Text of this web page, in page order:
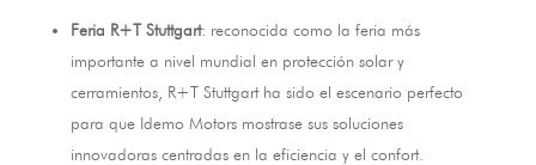
Feria R+T Stuttgart: reconocida como la feria más
importante a nivel mundial en protección solar y
cerramientos, R+T Stuttgart ha sido el escenario perfecto
para que Idemo Motors mostrase sus soluciones
innovadoras centradas en la eficiencia y el confort.